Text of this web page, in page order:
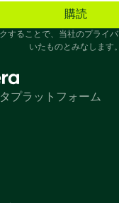
することで、当社のプライ
いたものとみなします。
プラットフォーム